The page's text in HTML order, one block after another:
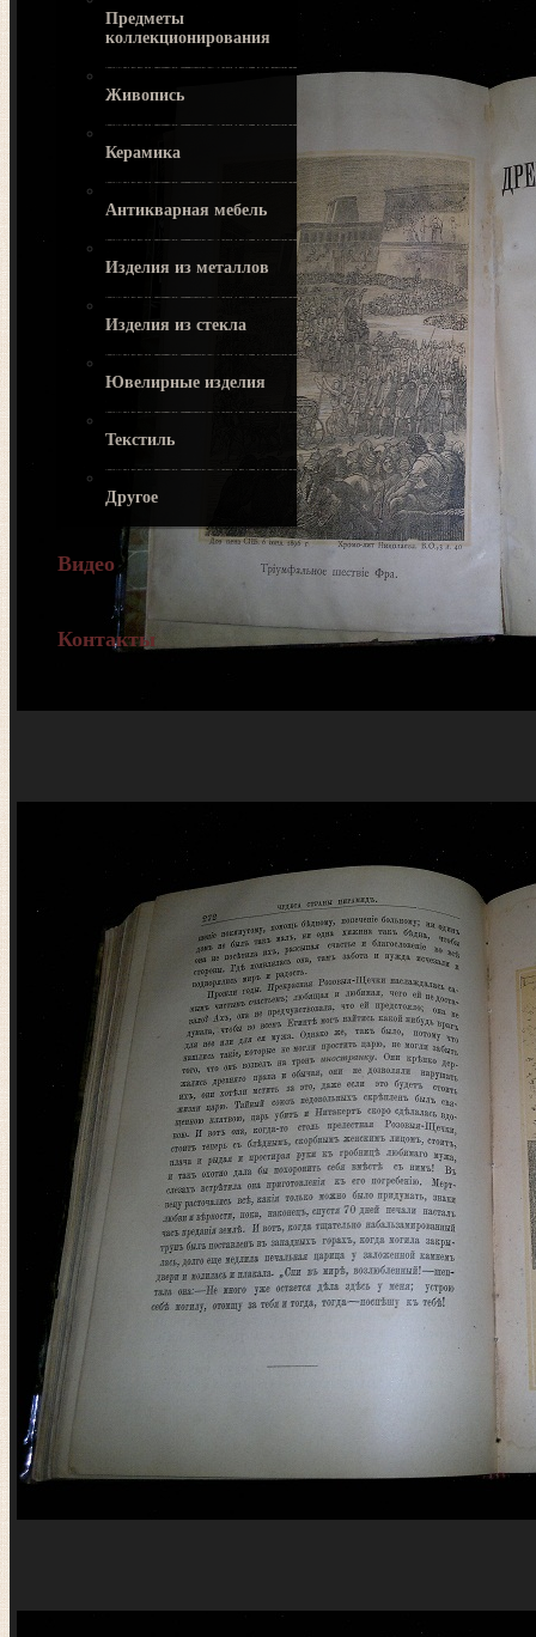
Предметы
коллекционирования
Живопись
Керамика
Антикварная мебель
Изделия из металлов
Изделия из стекла
Ювелирные изделия
Текстиль
Другое
Видео
Контакты